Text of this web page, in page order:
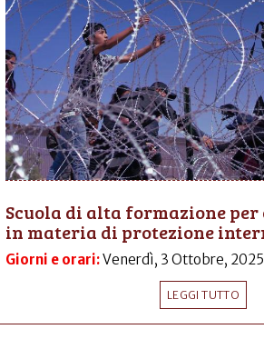
Scuola di alta formazione
in materia di protezione
Giorni e orari:Venerdì, 3 Ottobre,
LEGGI TUTTO